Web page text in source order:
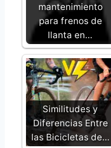
mantenimiento
para frenos de
llanta en…
Similitudes y
Diferencias Entre
las Bicicletas de…